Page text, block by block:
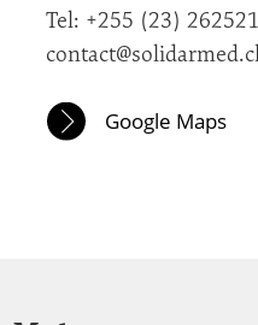
Tel: +255 (23)
Google Maps